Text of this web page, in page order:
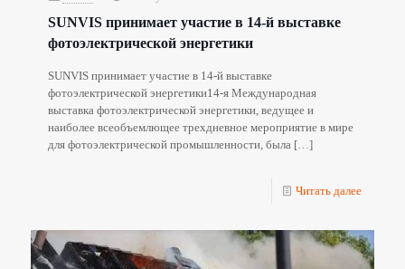
SUNVIS принимает участие в 14-й выставке
фотоэлектрической энергетики
SUNVIS принимает участие в 14-й выставке
фотоэлектрической энергетики14-я Международная
выставка фотоэлектрической энергетики, ведущее и
наиболее всеобъемлющее трехдневное мероприятие в мире
для фотоэлектрической промышленности, была […]
Читать далее